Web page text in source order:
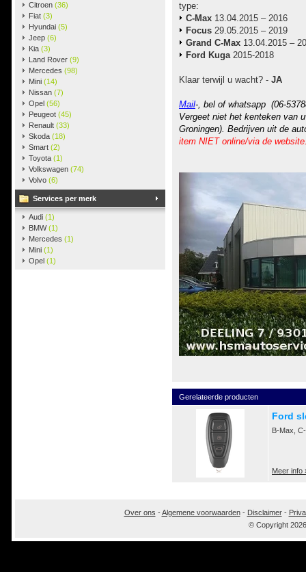
Citroen (36)
Fiat (3)
Hyundai (5)
Jeep (6)
Kia (3)
Land Rover (9)
Mercedes (98)
Mini (14)
Nissan (7)
Opel (56)
Peugeot (45)
Renault (33)
Skoda (18)
Smart (2)
Toyota (1)
Volkswagen (74)
Volvo (6)
Services per merk
Audi (1)
BMW(1)
Mercedes (1)
Mini (1)
Opel (1)
type:
C-Max 13.04.2015 – 2016
Focus 29.05.2015 – 2019
Grand C-Max 13.04.2015 –
Ford Kuga 2015-2018
Klaar terwijl u wacht? - JA
Mail-, bel of whatsapp (06-
Vergeet niet het kenteken van
Groningen). Bedrijven uit de
item NIET online/via de
Gerelateerde producten
Ford
B-Max,
Meer info
Over ons -Algemene voorwaarden- Disclaimer-
© Copyright